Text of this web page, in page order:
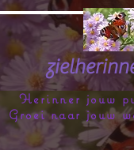
Herinner
Groei naar jouw